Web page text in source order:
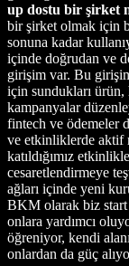
up dostu bir şirket
bir şirket olmak için
sonuna kadar
içinde doğrudan ve
girişim var. Bu
için sundukları
kampanyalar
fintech ve ödemeler
ve etkinliklerde aktif
katıldığımız
cesaretlendirmeye
ağları içinde yeni
BKM olarak biz start
onlara yardımcı
öğreniyor, kendi
onlardan da güç